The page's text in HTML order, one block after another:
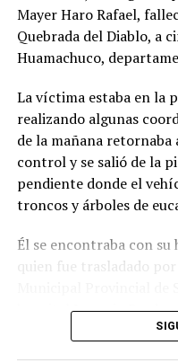
Aparte, la actual
lucha para sacar
más de 9 mil millones
futuro del desarrollo
nuevo Hospital
primera piedra se
Asimismo, se tiene la III
Otuzco–Usquil, que ya
como las futuras vías
Asimismo, el perfil del
culminado para definir
Mayer Haro Rafael,
Quebrada del Diablo, a
Huamachuco,
La víctima estaba en la
realizando algunas
de la mañana
control y se salió de la
pendiente donde el
troncos y árboles de
Él se encontraba con
quien fue trasladado por
hospital Leoncio Prado.